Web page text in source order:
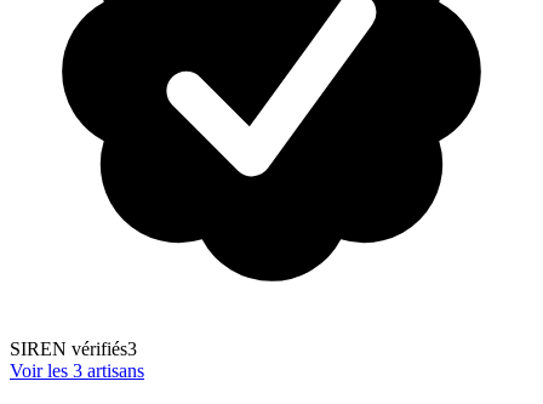
SIREN vérifiés3
Voir les 3 artisans